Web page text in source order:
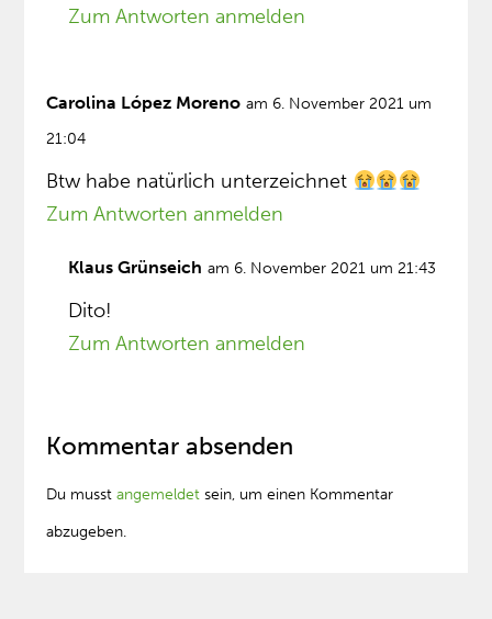
Zum Antworten anmelden
Carolina López Moreno am 6. November 2021 um
21:04
Btw habe natürlich unterzeichnet
Zum Antworten anmelden
Klaus Grünseich am 6. November 2021 um 21:43
Dito!
Zum Antworten anmelden
Kommentar absenden
Du musstangemeldet sein, um einen Kommentar
abzugeben.